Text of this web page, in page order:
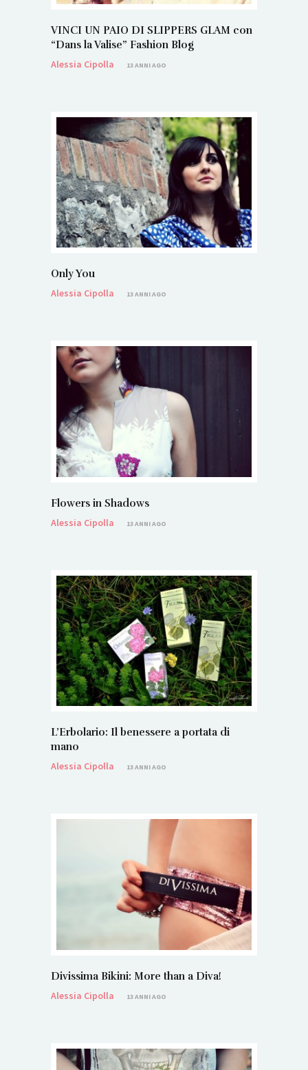
VINCI UN PAIO DI SLIPPERS GLAM con
“Dans la Valise” Fashion Blog
Alessia Cipolla
13 ANNI AGO
Only You
Alessia Cipolla
13 ANNI AGO
Flowers in Shadows
Alessia Cipolla
13 ANNI AGO
L’Erbolario: Il benessere a portata di
mano
Alessia Cipolla
13 ANNI AGO
Divissima Bikini: More than a Diva!
Alessia Cipolla
13 ANNI AGO